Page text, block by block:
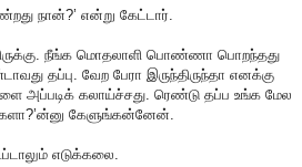
நான்?’ என்று கேட்டார்.
நீங்க மொதலாளி பொண்ணா பொறந்தது
தப்பு. வேற பேரா இருந்திருந்தா எனக்கு
அப்படிக் கலாய்ச்சது. ரெண்டு தப்ப உங்க மேல
கேளுங்கன்னேன்.
எடுக்கலை.